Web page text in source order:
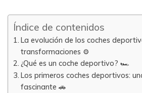
Índice de contenidos
La evolución de los coches
transformaciones ⚙️
¿Qué es un coche deportivo? 🏎️
Los primeros coches deportivos:
fascinante 🚗